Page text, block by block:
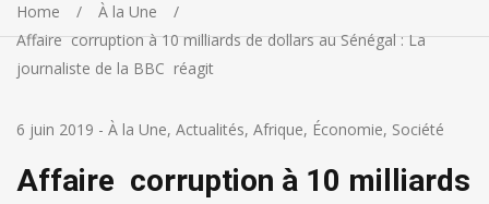
Home
À la Une
Affaire corruption à 10 milliards de dollars au Sénégal : La
journaliste de la BBC réagit
6 juin 2019 - À la Une, Actualités, Afrique, Économie, Société
Affaire corruption à 10 milliards